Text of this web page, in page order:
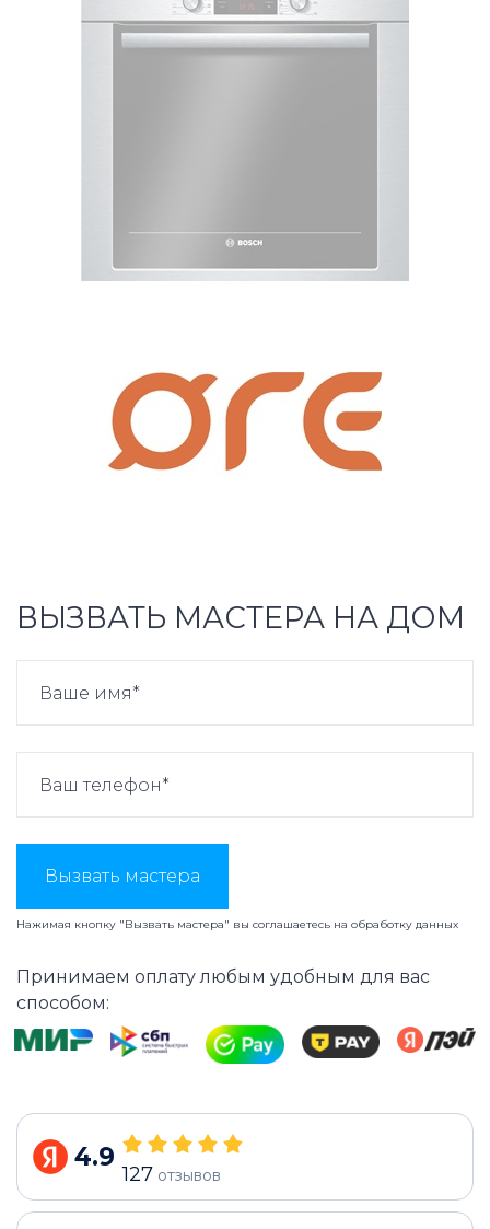
ВЫЗВАТЬ МАСТЕРА НА ДОМ
Вызвать мастера
Нажимая кнопку "Вызвать мастера" вы соглашаетесь на обработку данных
Принимаем оплату любым удобным для вас
способом:
4.9
127 отзывов